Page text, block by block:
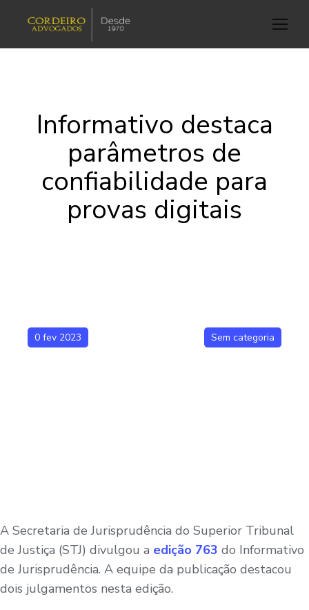
Informativo destaca
parâmetros de
confiabilidade para
provas digitais
0 fev 2023 Sem categoria
A Secretaria de Jurisprudência do Superior Tribunal
de Justiça (STJ) divulgou a edição 763 do Informativo
de Jurisprudência. A equipe da publicação destacou
dois julgamentos nesta edição.